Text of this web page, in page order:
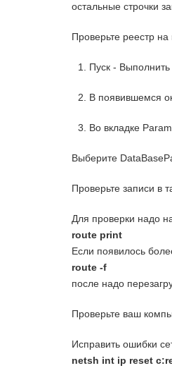
остальные строчки
Проверьте реестр
Пуск - Выполнить
В появившемся
Во вкладке
Выберите
Проверьте записи в
Для проверки надо
route print
Если появилось
route -f
после надо
Проверьте ваш
Исправить ошибки
netsh int ip reset